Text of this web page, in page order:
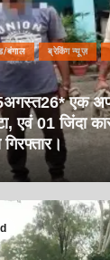
बंगाल ब्रेकिंग न्यूज़
एक
एवं 01 जिंदा